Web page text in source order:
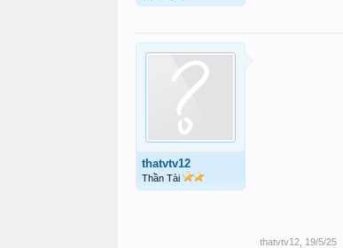
thatvtv12
Thần Tài
thatvtv12 19/5/25